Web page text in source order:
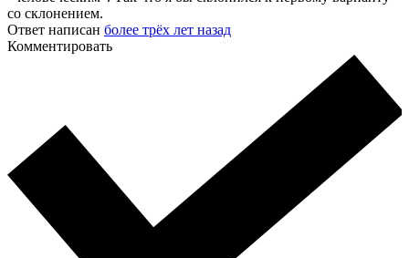
со склонением.
Ответ написан более трёх лет назад
Комментировать